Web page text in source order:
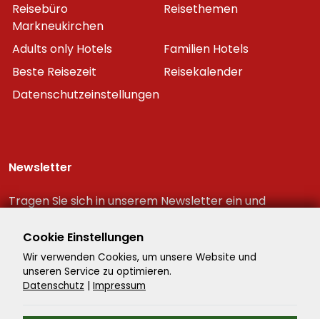
Reisebüro
Markneukirchen
Reisethemen
Adults only Hotels
Familien Hotels
Beste Reisezeit
Reisekalender
Datenschutzeinstellungen
Newsletter
Tragen Sie sich in unserem Newsletter ein und
Reiseschnäppchen!
Cookie Einstellungen
Wir verwenden Cookies, um unsere Website und
unseren Service zu optimieren.
Datenschutz | Impressum